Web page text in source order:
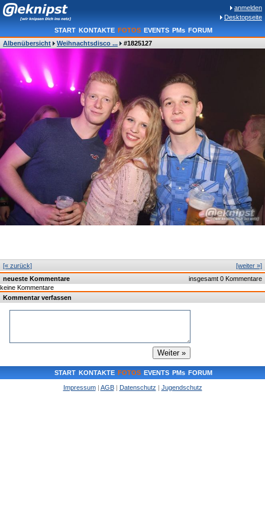
anmelden
Desktopseite
START KONTAKTE FOTOS EVENTS PMs FORUM
Albenübersicht
Weihnachtsdisco ... #1825127
[weiter »]
[« zurück]
insgesamt 0 Kommentare
neueste Kommentare
keine Kommentare
Kommentar verfassen
START KONTAKTE FOTOS EVENTS PMs FORUM
Impressum| AGB| Datenschutz | Jugendschutz